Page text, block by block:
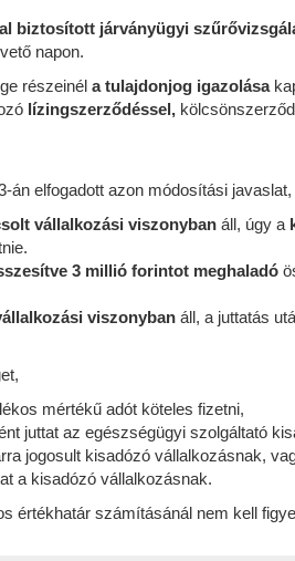
biztosított járványügyi
napon.
részeinél a tulajdonjog igazolása
lízingszerződéssel,
elfogadott azon módosítási
vállalkozási viszonyban áll, úgy a
3 millió forintot meghaladó
viszonyban áll, a juttatás
mértékű adót köteles fizetni,
juttat az egészségügyi szolgáltató
jogosult kisadózó vállalkozásnak,
a kisadózó vállalkozásnak.
értékhatár számításánál nem kell